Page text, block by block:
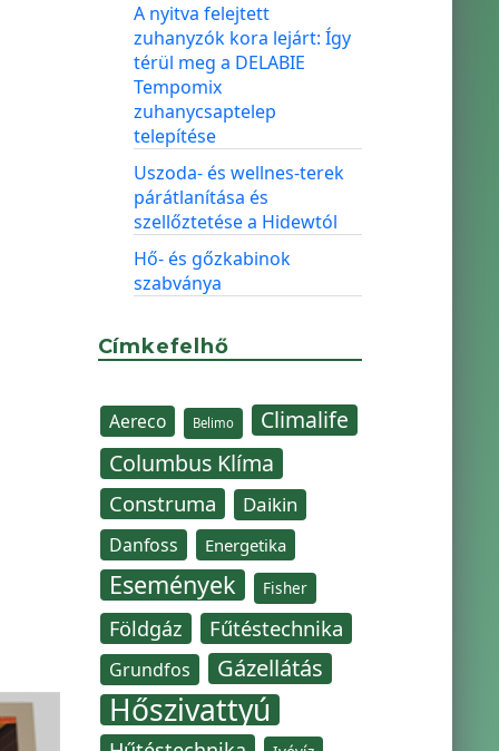
A nyitva felejtett
zuhanyzók kora lejárt: Így
térül meg a DELABIE
Tempomix
zuhanycsaptelep
telepítése
Uszoda- és wellnes-terek
párátlanítása és
szellőztetése a Hidewtól
Hő- és gőzkabinok
szabványa
Címkefelhő
Aereco Belimo
Climalife
Columbus Klíma
Construma Daikin
Danfoss Energetika
Események Fisher
Földgáz Fűtéstechnika
Grundfos Gázellátás
Hőszivattyú